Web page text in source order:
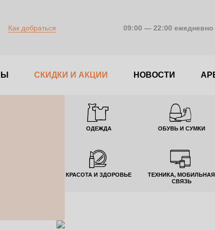
Как добраться 09:00 — 22:00 ежедневно
CКИДКИ И АКЦИИ НОВОСТИ
ОДЕЖДА ОБУВЬ И СУМКИ
КРАСОТА И ЗДОРОВЬЕ
ТЕХНИКА, МОБИЛЬНАЯ
СВЯЗЬ